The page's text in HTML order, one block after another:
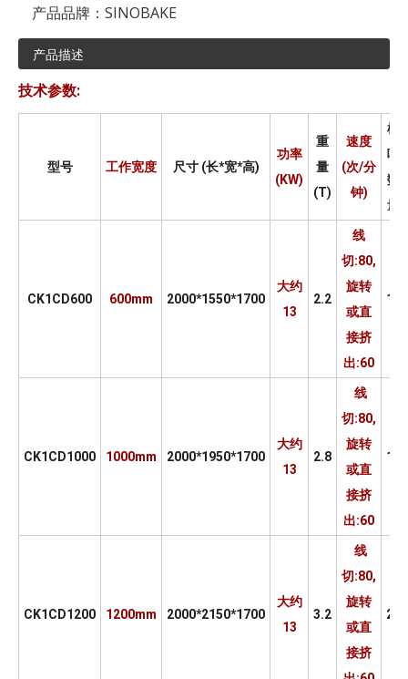
产品品牌： SINOBAKE
产品描述
技术参数:
型号 工作宽度 尺寸 (长*宽*高)
功率
(KW)
重
量
(T)
速度
(次/分
钟)
模
嘴
数
量
CK1CD600 600mm 2000*1550*1700
大约
13
2.2
线
切:80,
旋转
或直
接挤
出:60
10
CK1CD1000 1000mm 2000*1950*1700
大约
13
2.8
线
切:80,
旋转
或直
接挤
出:60
16
CK1CD1200 1200mm 2000*2150*1700
大约
13
3.2
线
切:80,
旋转
或直
接挤
20